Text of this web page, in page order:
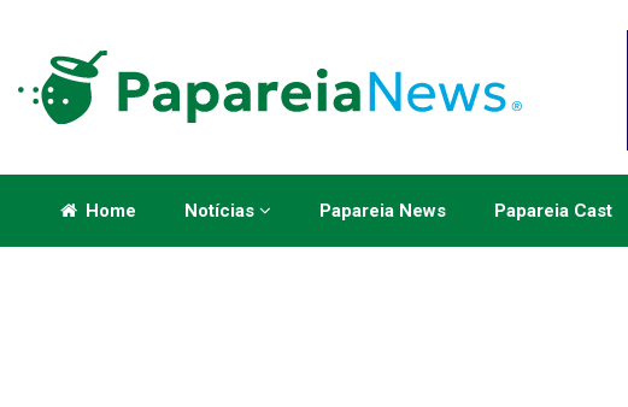
Home Notícias Papareia News Papareia Cast